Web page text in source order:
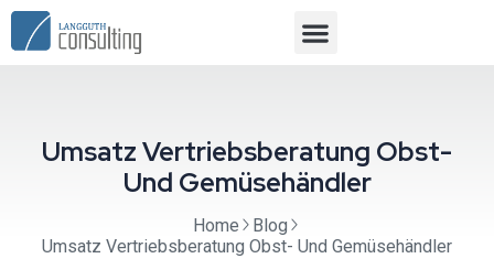
Umsatz Vertriebsberatung Obst-
Und Gemüsehändler
Home
Blog
Umsatz Vertriebsberatung Obst- Und Gemüsehändler